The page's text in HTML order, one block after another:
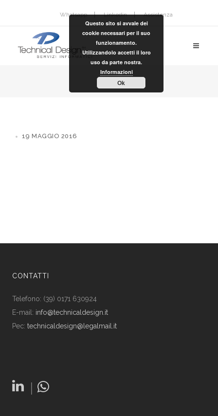
Whatsapp Linkedin Assistenza
19 MAGGIO 2016
CONTATTI
Telefono: (39) 0171 630924
E-mail: info@technicaldesign.it
Pec: technicaldesign@legalmail.it
|
Questo sito si avvale dei
cookie necessari per il suo
funzionamento.
Utilizzandolo accetti il loro
uso da parte nostra.
Informazioni
Ok